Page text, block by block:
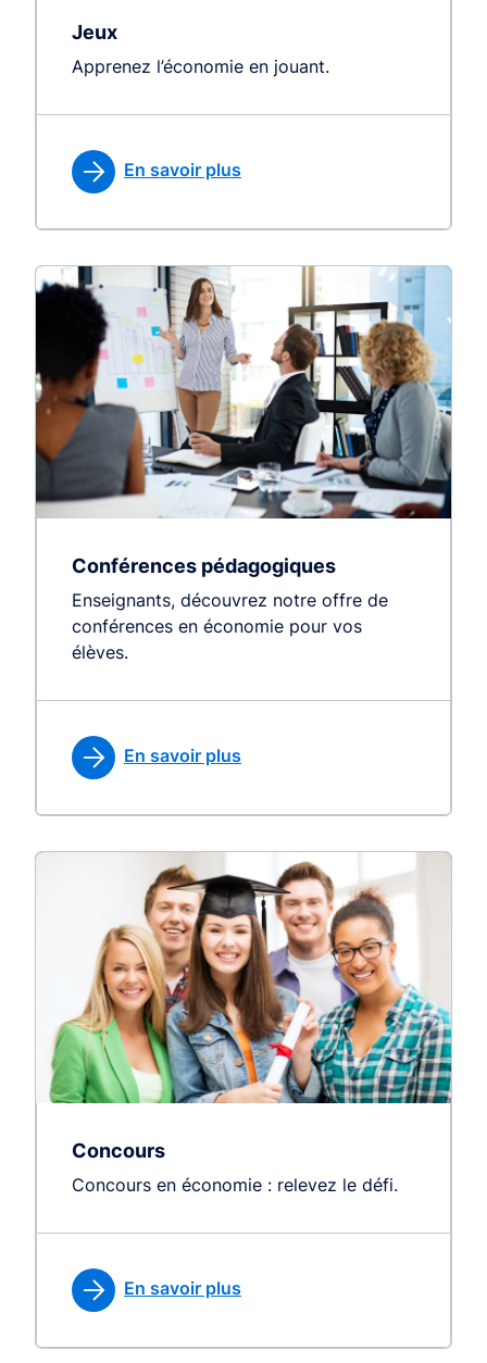
Jeux
Apprenez l’économie en jouant.
En savoir plus
Conférences pédagogiques
Enseignants, découvrez notre offre de
conférences en économie pour vos
élèves.
En savoir plus
Concours
Concours en économie : relevez le défi.
En savoir plus